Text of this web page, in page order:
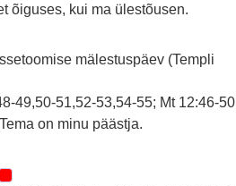
õiguses, kui ma ülestõusen.
mälestuspäev (Templi
49,50-51,52-53,54-55; Mt 12:46-50
on minu päästja.